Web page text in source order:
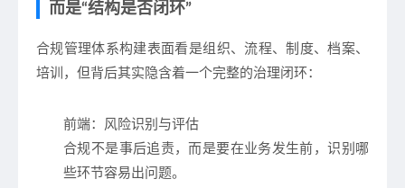
而是“结构是否闭环”
合规管理体系构建表面看是组织、流程、制度、档案、
培训，但背后其实隐含着一个完整的治理闭环：
前端：风险识别与评估
合规不是事后追责，而是要在业务发生前，识别哪
些环节容易出问题。